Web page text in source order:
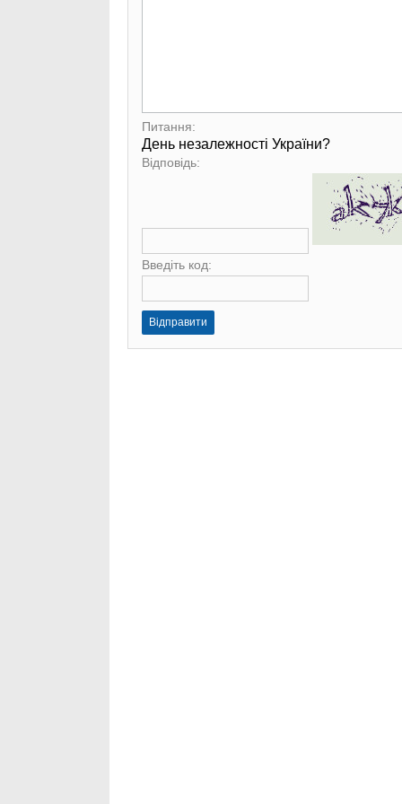
Питання:
День незалежності України?
Відповідь:
Введіть код:
Відправити